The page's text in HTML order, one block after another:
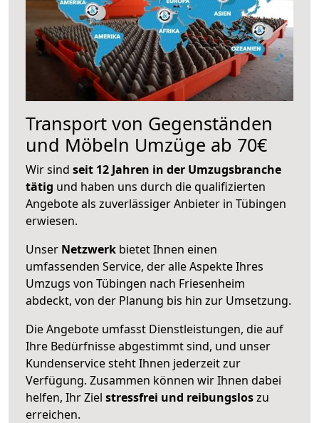
Transport von Gegenständen
und Möbeln Umzüge ab 70€
Wir sind seit 12 Jahren in der Umzugsbranche
tätig und haben uns durch die qualifizierten
Angebote als zuverlässiger Anbieter in Tübingen
erwiesen.
Unser Netzwerk bietet Ihnen einen
umfassenden Service, der alle Aspekte Ihres
Umzugs von Tübingen nach Friesenheim
abdeckt, von der Planung bis hin zur Umsetzung.
Die Angebote umfasst Dienstleistungen, die auf
Ihre Bedürfnisse abgestimmt sind, und unser
Kundenservice steht Ihnen jederzeit zur
Verfügung. Zusammen können wir Ihnen dabei
helfen, Ihr Ziel stressfrei und reibungsloszu
erreichen.